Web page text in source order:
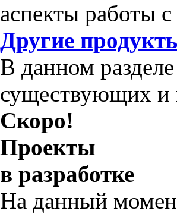
аспекты работы
Другие
В данном
существующих и
Скоро!
Проекты
в разработке
На данный